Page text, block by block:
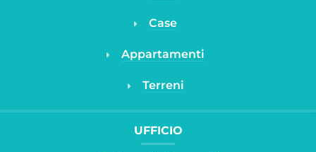
Case
Appartamenti
Terreni
UFFICIO